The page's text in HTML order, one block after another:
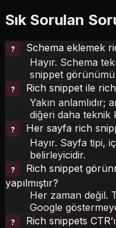
Sık Sorulan
Schema eklemek
Hayır. Schema
snippet
Rich snippet ile
Yakın anlamlıdır;
diğeri daha teknik
Her sayfa rich
Hayır. Sayfa tipi,
belirleyicidir.
Rich snippet
yapılmıştır?
Her zaman değil.
Google
Rich snippets